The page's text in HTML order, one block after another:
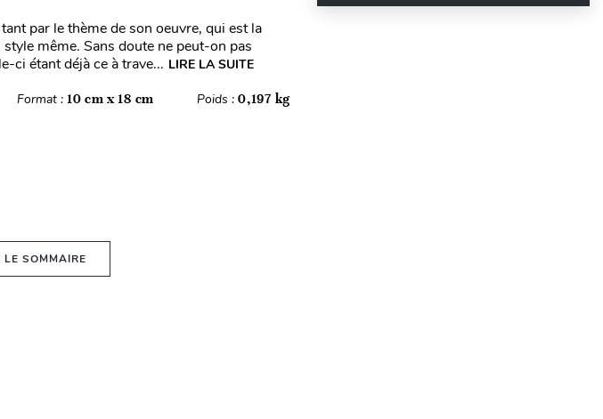
par le thème de son oeuvre, qui est la
même. Sans doute ne peut-on pas
ci étant déjà ce à trave... LIRE LA SUITE
Format : 10 cm x 18 cm Poids :0,197 kg
LE SOMMAIRE